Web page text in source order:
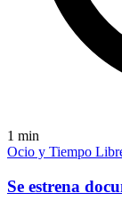
1 min
Ocio y Tiempo
Se estrena